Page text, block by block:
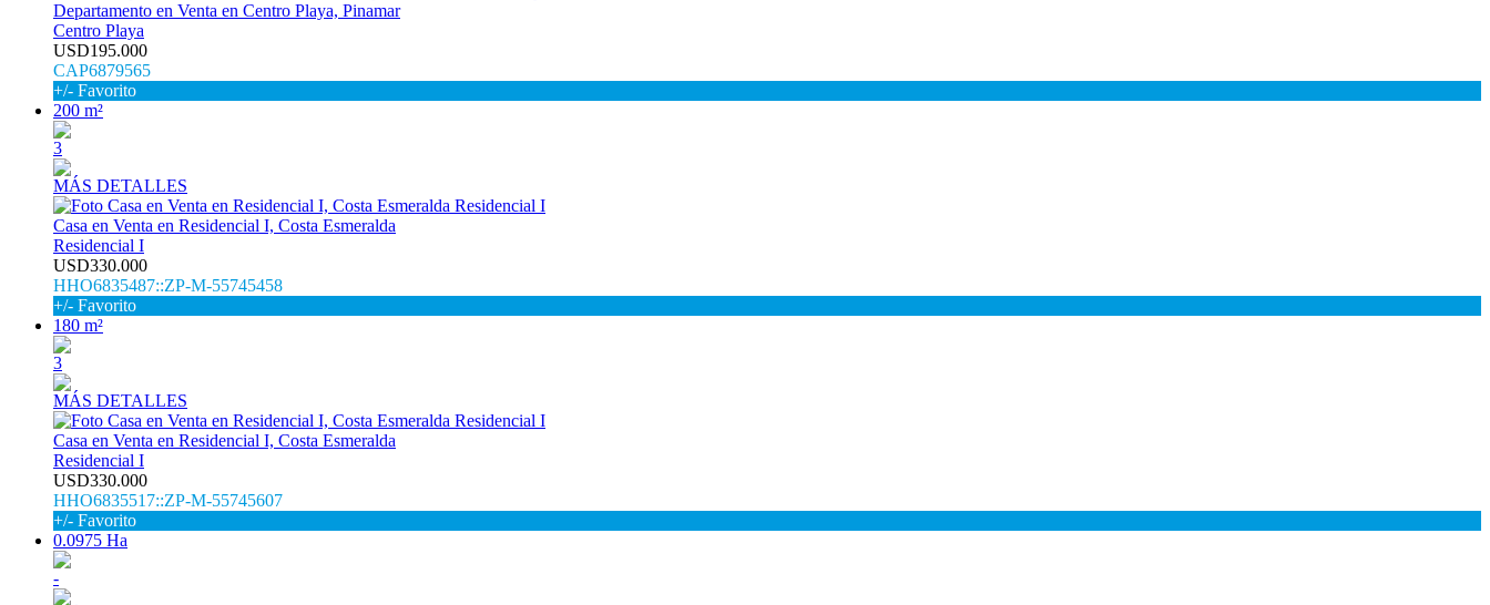
Departamento en Venta en Centro Playa, Pinamar
Centro Playa
USD195.000
CAP6879565
+/- Favorito
200 m²
3
MÁS DETALLES
Casa en Venta en Residencial I, Costa Esmeralda
Residencial I
USD330.000
HHO6835487::ZP-M-55745458
+/- Favorito
180 m²
3
MÁS DETALLES
Casa en Venta en Residencial I, Costa Esmeralda
Residencial I
USD330.000
HHO6835517::ZP-M-55745607
+/- Favorito
0.0975 Ha
-